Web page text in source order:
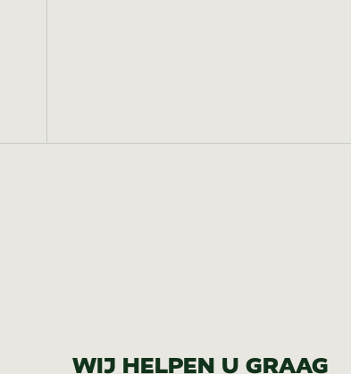
WIJ HELPEN U GRAAG